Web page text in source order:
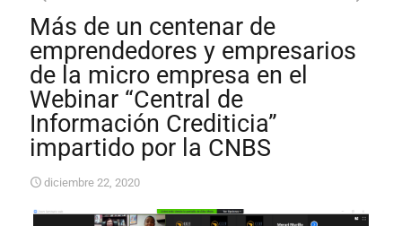
Más de un centenar de
emprendedores y empresarios
de la micro empresa en el
Webinar “Central de
Información Crediticia”
impartido por la CNBS
diciembre 22, 2020